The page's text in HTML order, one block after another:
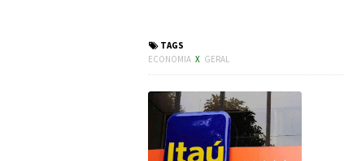
TAGS
ECONOMIA X GERAL